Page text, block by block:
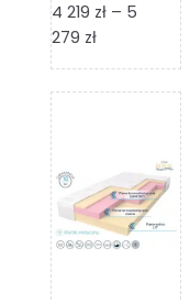
4 219 zł – 5
279 złZakres
od
5
279 zł